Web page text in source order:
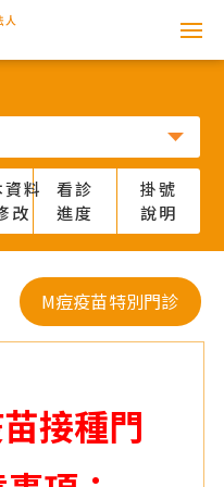
料
改
看診
進度
掛號
說明
M痘疫苗特別門診
接種門